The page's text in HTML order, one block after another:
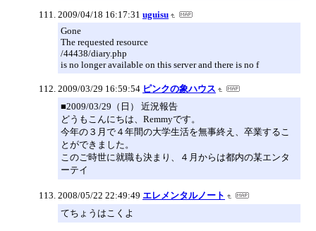
2009/04/18 16:17:31 uguisu
Gone
The requested resource
/44438/diary.php
is no longer available on this server and there is no f
2009/03/29 16:59:54 ピンクの象ハウス
■2009/03/29（日） 近況報告
どうもこんにちは、Remmyです。
今年の３月で４年間の大学生活を無事終え、卒業するこ
とができました。
このご時世に就職も決まり、４月からは都内の某エンタ
ーテイ
2008/05/22 22:49:49 エレメンタルノート
てちょうはこくよ